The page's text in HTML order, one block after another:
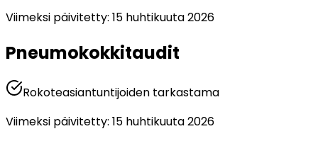
Viimeksi päivitetty: 15 huhtikuuta 2026
Pneumokokkitaudit
Rokoteasiantuntijoiden tarkastama
Viimeksi päivitetty: 15 huhtikuuta 2026